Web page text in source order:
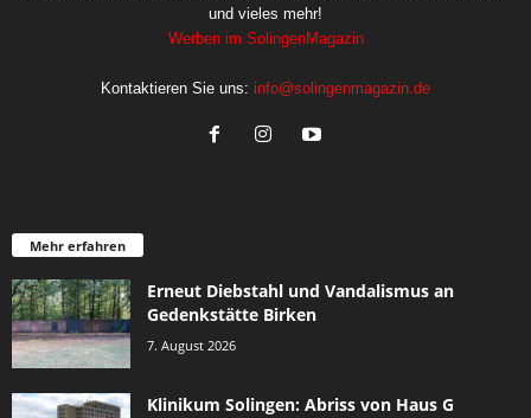
und vieles mehr!
Werben im SolingenMagazin
Kontaktieren Sie uns: info@solingenmagazin.de
Mehr erfahren
Erneut Diebstahl und Vandalismus an
Gedenkstätte Birken
7. August 2026
Klinikum Solingen: Abriss von Haus G